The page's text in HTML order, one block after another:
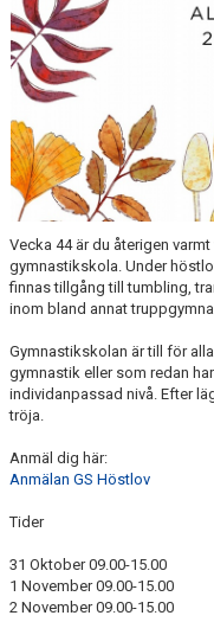
Vecka 44 är du återigen
gymnastikskola. Under
finnas tillgång till tumbling,
inom bland annat
Gymnastikskolan är till för
gymnastik eller som redan
individanpassad nivå. Efter
tröja.
Anmäl dig här:
Anmälan GS Höstlov
Tider
31 Oktober 09.00-15.00
1 November 09.00-15.00
2 November 09.00-15.00